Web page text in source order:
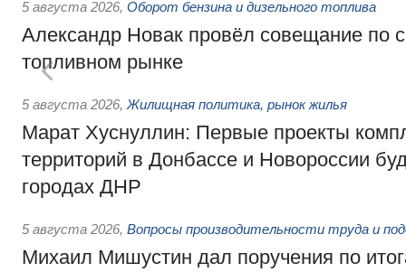
5 августа 2026, Оборот бензина и дизельного топлива
Александр Новак провёл совещание по
топливном рынке
5 августа 2026, Жилищная политика, рынок жилья
Марат Хуснуллин: Первые проекты
территорий в Донбассе и Новороссии
городах ДНР
5 августа 2026, Вопросы производительности труда и
Михаил Мишустин дал поручения по